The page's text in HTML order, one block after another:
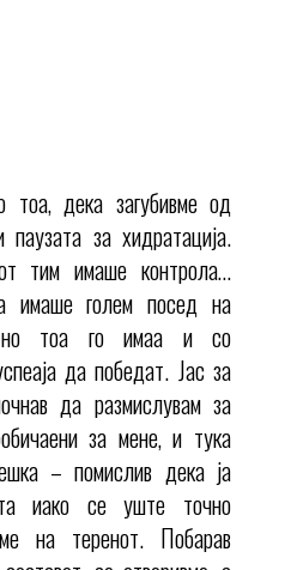
тоа, дека загубивме од
за хидратација.
тим имаше контрола…
имаше голем посед на
но тоа го имаа и со
да победат. Јас за
да размислувам за
за мене, и тука
– помислив дека ја
иако се уште точно
на теренот. Побарав